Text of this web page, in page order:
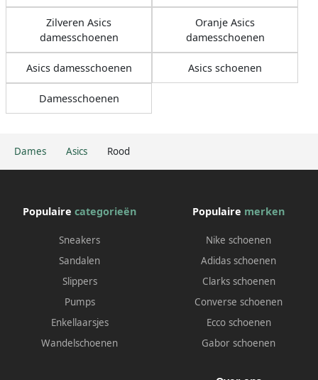
Dames Asics Rood
Zilveren Asics
damesschoenen
Oranje Asics
damesschoenen
Asics damesschoenen Asics schoenen
Damesschoenen
Populaire categorieën
Sneakers
Sandalen
Slippers
Pumps
Enkellaarsjes
Wandelschoenen
Populaire merken
Nike schoenen
Adidas schoenen
Clarks schoenen
Converse schoenen
Ecco schoenen
Gabor schoenen